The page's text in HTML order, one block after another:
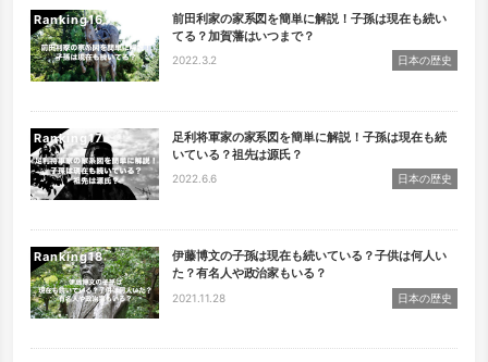
Ranking
前田利家の家系図を簡単に解説！子孫は現在も続い
てる？加賀藩はいつまで？
2022.3.2 日本の歴史
Ranking
足利将軍家の家系図を簡単に解説！子孫は現在も続
いている？祖先は源氏？
2022.6.6 日本の歴史
Ranking
伊藤博文の子孫は現在も続いている？子供は何人い
た？有名人や政治家もいる？
2021.11.28 日本の歴史